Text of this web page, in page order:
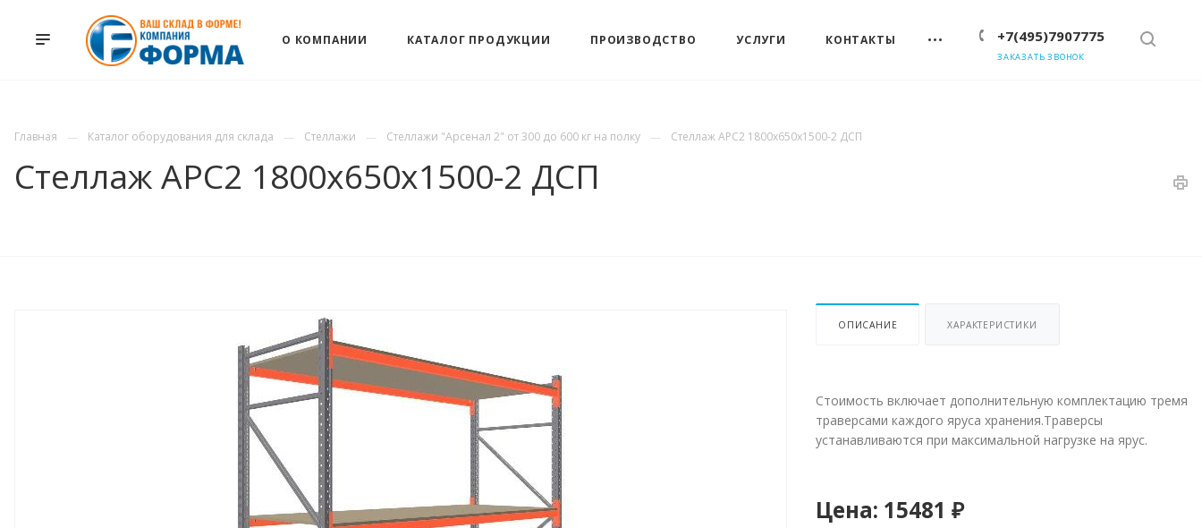
+7(495)7907775
ЗАКАЗАТЬ ЗВОНОК
О КОМПАНИИ КАТАЛОГ ПРОДУКЦИИ ПРОИЗВОДСТВО УСЛУГИ КОНТАКТЫ
Главная Каталог оборудования для склада Стеллажи Стеллажи "Арсенал 2" от 300 до 600 кг на полку Стеллаж АРС2 1800х650х1500-2 ДСП
Стеллаж АРС2 1800х650х1500-2 ДСП
ОПИСАНИЕ ХАРАКТЕРИСТИКИ
Стоимость включает дополнительную комплектацию тремя
траверсами каждого яруса хранения.Траверсы
устанавливаются при максимальной нагрузке на ярус.
Цена: 15481 ₽